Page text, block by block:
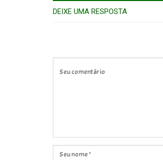
DEIXE UMA RESPOSTA